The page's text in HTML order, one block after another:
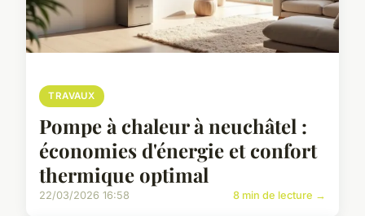
TRAVAUX
Pompe à chaleur à neuchâtel :
économies d'énergie et confort
thermique optimal
22/03/2026 16:58 8 min de lecture →